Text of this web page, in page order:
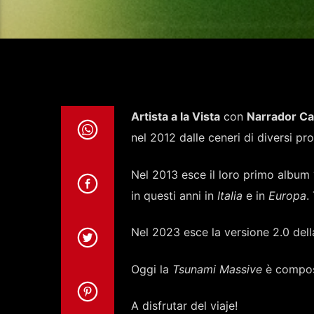
Artista a la Vistacon Narrador
nel 2012 dalle ceneri di diversi
Nel 2013 esce il loro primo album
in questi anni in Italia e in Europa.
Nel 2023 esce la versione 2.0
Oggi la Tsunami Massiveè
A disfrutar del viaje!